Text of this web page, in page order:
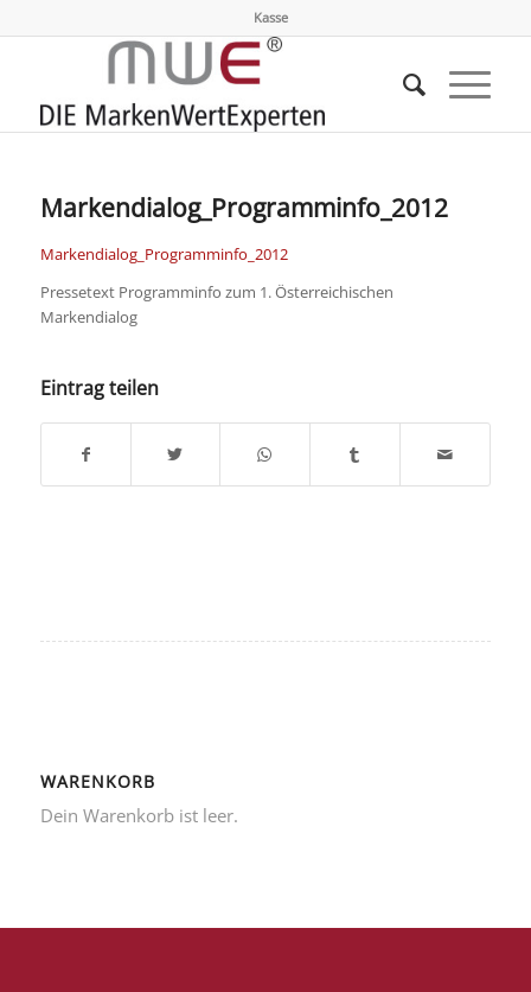
Kasse
Markendialog_Programminfo_2012
Markendialog_Programminfo_2012
Pressetext Programminfo zum 1. Österreichischen
Markendialog
Eintrag teilen
WARENKORB
Dein Warenkorb ist leer.